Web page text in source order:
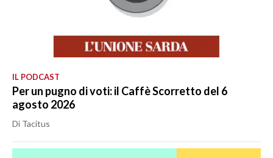
IL PODCAST
Per un pugno di voti: il Caffè Scorretto del 6
agosto 2026
Di Tacitus